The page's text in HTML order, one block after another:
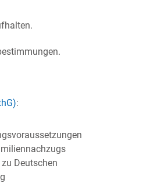
:
Deutschen